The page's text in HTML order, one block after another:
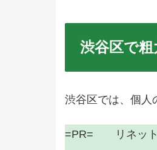
渋谷区で
渋谷区では、個人
=PR= リネット